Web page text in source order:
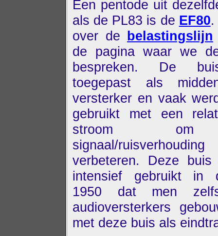
Een pentode uit
als de PL83 is de EF80.
over de belastingslijn
de pagina waar we
bespreken. De
toegepast als
versterker en vaak
gebruikt met een
stroom
signaal/
verbeteren. Deze
intensief gebruikt in
1950 dat men
audioversterkers
met deze buis als